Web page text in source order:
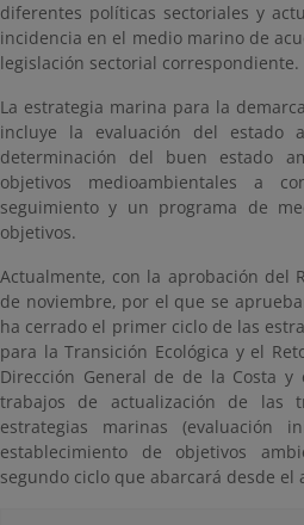
diferentes políticas sectoriales y
incidencia en el medio marino de
legislación sectorial correspondiente.
La estrategia marina para la
incluye la evaluación del estado
determinación del buen estado
objetivos medioambientales a
seguimiento y un programa de
objetivos.
Actualmente, con la aprobación del
de noviembre, por el que se
ha cerrado el primer ciclo de las
para la Transición Ecológica y el
Dirección General de de la Costa
trabajos de actualización de las
estrategias marinas (evaluación
establecimiento de objetivos
segundo ciclo que abarcará desde el